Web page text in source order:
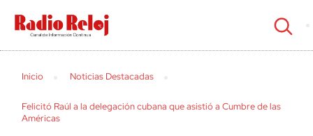
cerrar
Inicio Noticias Destacadas
Felicitó Raúl a la delegación cubana que asistió a Cumbre de las
Américas